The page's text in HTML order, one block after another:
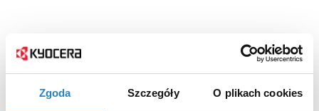
Zgoda Szczegóły O plikach cookies